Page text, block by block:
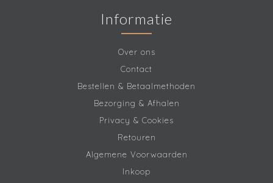
Informatie
Over ons
Contact
Bestellen & Betaalmethoden
Bezorging & Afhalen
Privacy & Cookies
Retouren
Algemene Voorwaarden
Inkoop